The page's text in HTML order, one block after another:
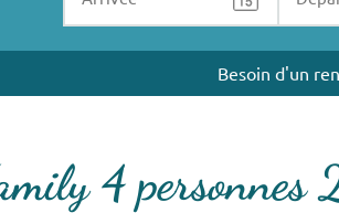
Besoin d'un
4